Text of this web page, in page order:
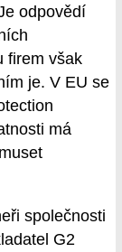
odpovědí
firem však
je. V EU se
má
společnosti
G2